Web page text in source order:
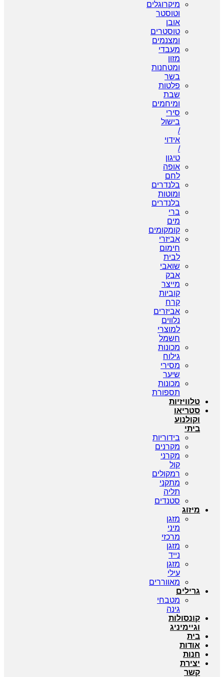
מיקרוגלים
וטוסטר
אובן
טוסטרים
ומצנמים
מעבדי
מזון
ומטחנות
בשר
פלטות
שבת
ומיחמים
סירי
בישול
/
אידוי
/
טיגון
אופה
לחם
בלנדרים
ומוטות
בלנדרים
ברי
מים
קומקומים
אביזרי
חימום
לבית
שואבי
אבק
מייצר
קוביות
קרח
אביזרים
נלווים
למוצרי
חשמל
מכונות
גילוח
מסירי
שיער
מכונות
תספורת
טלוויזיות
סטריאו
וקולנוע
ביתי
בידוריות
מקרנים
מקרני
קול
רמקולים
מתקני
תליה
סטנדים
מיזוג
מזגן
מיני
מרכזי
מזגן
נייד
מזגן
עילי
מאווררים
גרילים
מטבחי
גינה
קונסולות
וגיימיניג
בית
אודות
חנות
יצירת
קשר